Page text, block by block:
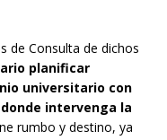
de Consulta de dichos
planificar
universitario con
intervenga la
rumbo y destino, ya